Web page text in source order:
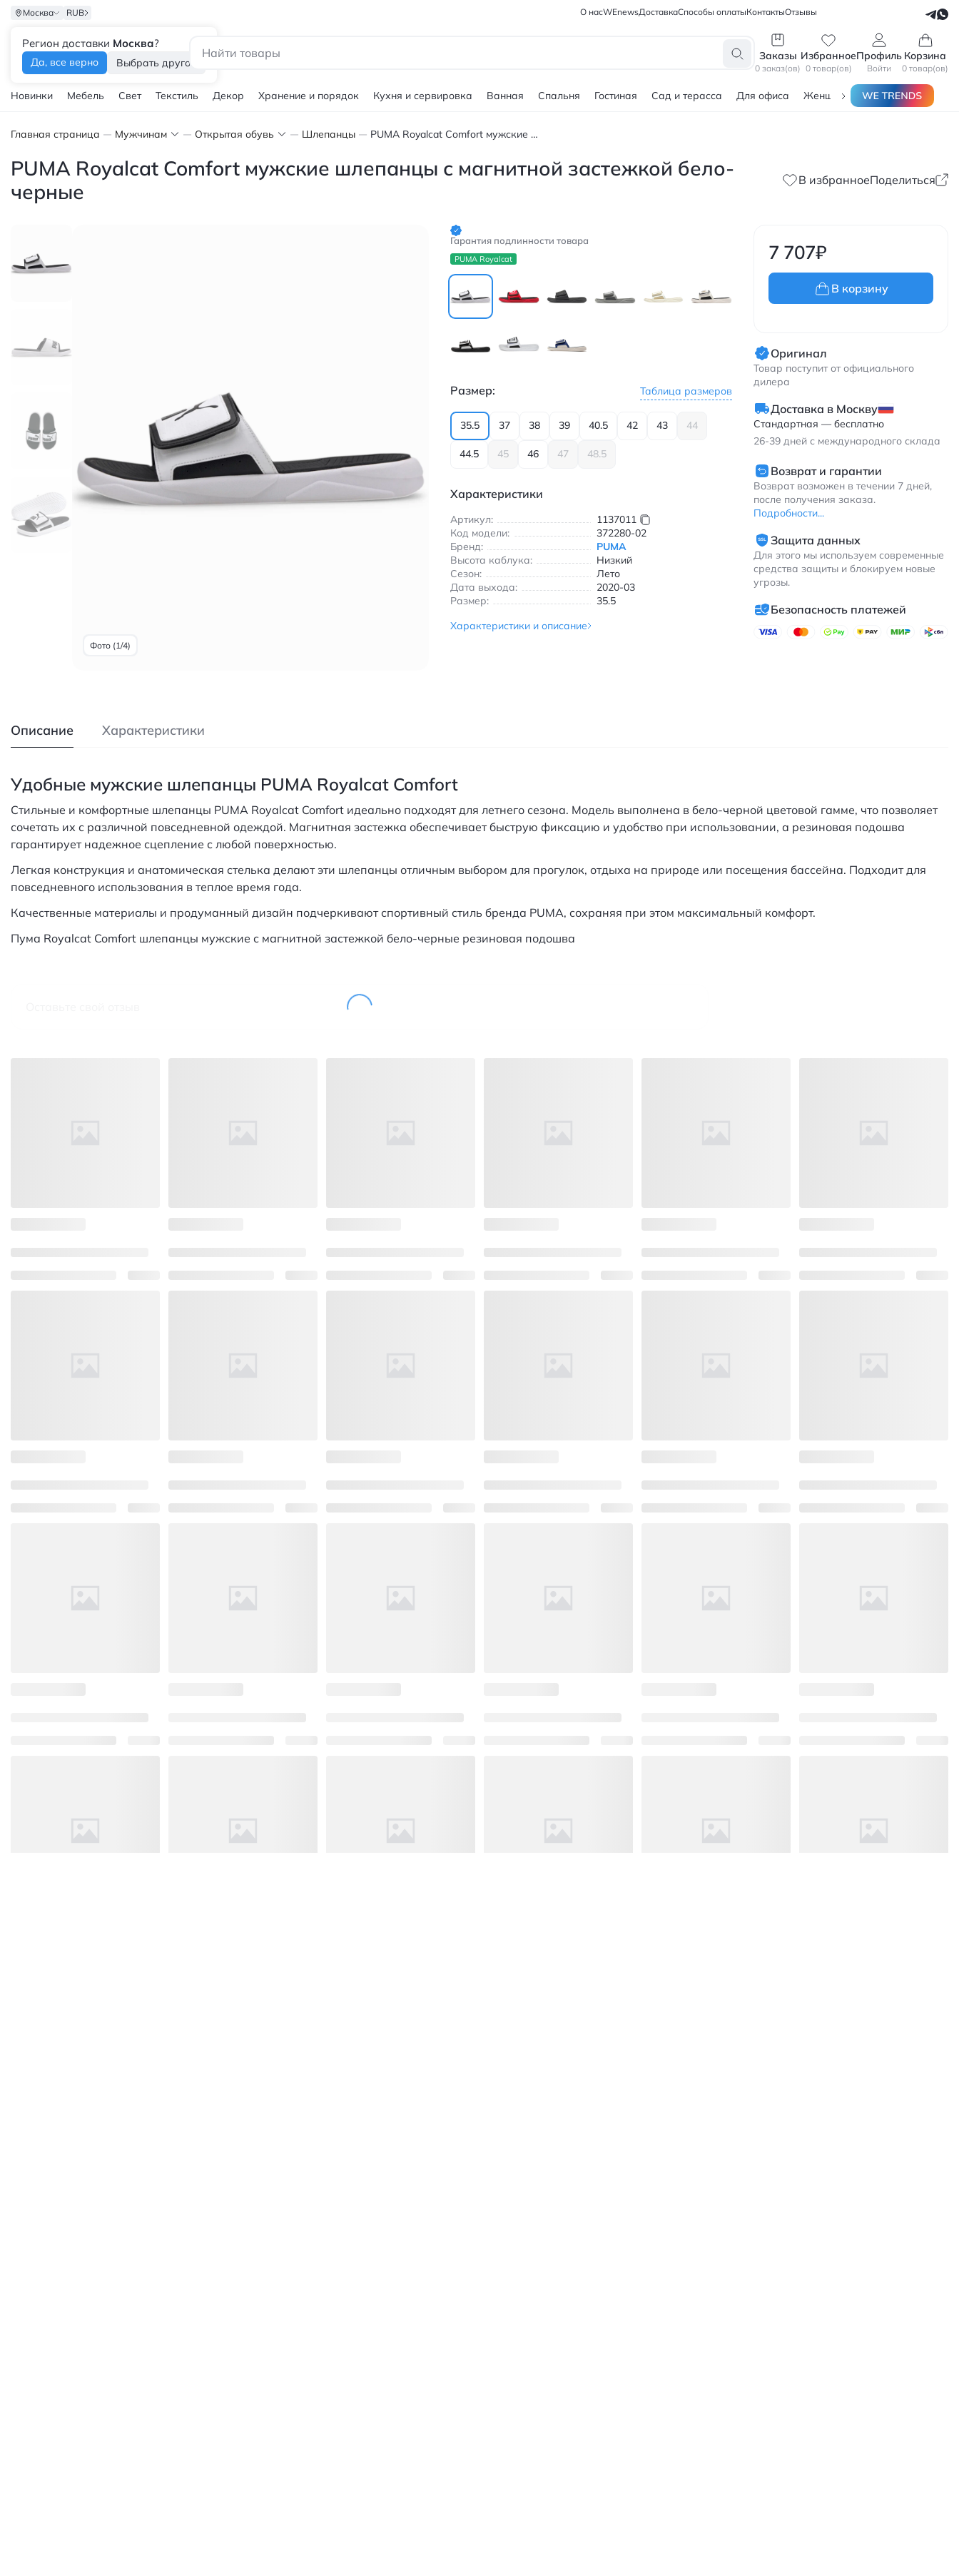
Москва
Регион доставки Москва?
Да, все верно Выбрать другой
RUB О насWEnewsДоставкаСпособы оплатыКонтактыОтзывы
Заказы
0 заказ(ов)
Избранное
0 товар(ов)
Профиль
Войти
Корзина
0 товар(ов)
Новинки Мебель Свет Текстиль Декор Хранение и порядок Кухня и сервировка Ванная Спальня Гостиная Сад и терасса Для офиса Женщинам Мужчинам
Главная страница Мужчинам Открытая обувь Шлепанцы PUMA Royalcat Comfort мужские шлепанцы с магнитной застежкой бело-черные
PUMA Royalcat Comfort мужские шлепанцы с магнитной застежкой бело-
черные
В избранноеПоделиться
Фото (1/4)
Гарантия подлинности товара
PUMA Royalcat
Размер: Таблица размеров
35.5 37 38 39 40.5 42 43 44
44.5 45 46 47 48.5
Характеристики
Артикул:
1137011
Код модели:
372280-02
Бренд:
PUMA
Высота каблука:
Низкий
Сезон:
Лето
Дата выхода:
2020-03
Размер:
35.5
Характеристики и описание
7 707₽
В корзину
Оригинал
Товар поступит от официального
дилера
Доставка в Москву
Стандартная — бесплатно
26-39 дней с международного склада
Возврат и гарантии
Возврат возможен в течении 7 дней,
после получения заказа.
Подробности...
Защита данных
Для этого мы используем современные
средства защиты и блокируем новые
угрозы.
Безопасность платежей
Описание Характеристики
Удобные мужские шлепанцы PUMA Royalcat Comfort
Стильные и комфортные шлепанцы PUMA Royalcat Comfort идеально подходят для летнего сезона. Модель выполнена в бело-черной цветовой гамме, что позволяет
сочетать их с различной повседневной одеждой. Магнитная застежка обеспечивает быструю фиксацию и удобство при использовании, а резиновая подошва
гарантирует надежное сцепление с любой поверхностью.
Легкая конструкция и анатомическая стелька делают эти шлепанцы отличным выбором для прогулок, отдыха на природе или посещения бассейна. Подходит для
повседневного использования в теплое время года.
Качественные материалы и продуманный дизайн подчеркивают спортивный стиль бренда PUMA, сохраняя при этом максимальный комфорт.
Пума Royalcat Comfort шлепанцы мужские с магнитной застежкой бело-черные резиновая подошва